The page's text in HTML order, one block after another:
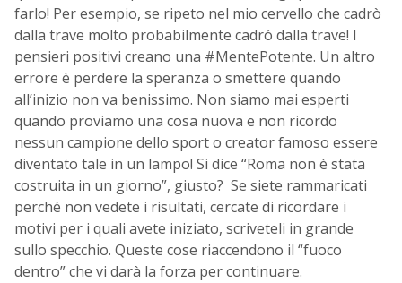
farlo! Per esempio, se ripeto nel mio cervello che cadrò
dalla trave molto probabilmente cadró dalla trave! I
pensieri positivi creano una #MentePotente. Un altro
errore è perdere la speranza o smettere quando
all’inizio non va benissimo. Non siamo mai esperti
quando proviamo una cosa nuova e non ricordo
nessun campione dello sport o creator famoso essere
diventato tale in un lampo! Si dice “Roma non è stata
costruita in un giorno”, giusto? Se siete rammaricati
perché non vedete i risultati, cercate di ricordare i
motivi per i quali avete iniziato, scriveteli in grande
sullo specchio. Queste cose riaccendono il “fuoco
dentro” che vi darà la forza per continuare.